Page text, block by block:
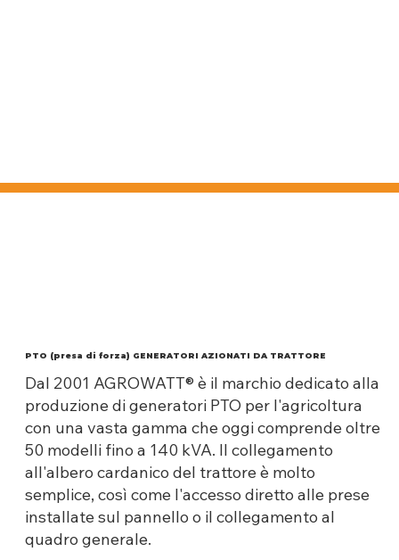
PTO (presa di forza) GENERATORI AZIONATI DA TRATTORE
Dal 2001 AGROWATT® è il marchio dedicato alla
produzione di generatori PTO per l'agricoltura
con una vasta gamma che oggi comprende oltre
50 modelli fino a 140 kVA. Il collegamento
all'albero cardanico del trattore è molto
semplice, così come l'accesso diretto alle prese
installate sul pannello o il collegamento al
quadro generale.